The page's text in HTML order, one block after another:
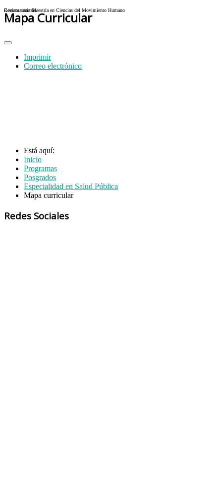
Convocatoria Maestría en Ciencias del Movimiento Humano
Revista ueuetsin
Mapa Curricular
Imprimir
Correo electrónico
Está aquí:
Inicio
Programas
Posgrados
Especialidad en Salud Pública
Mapa curricular
Redes Sociales